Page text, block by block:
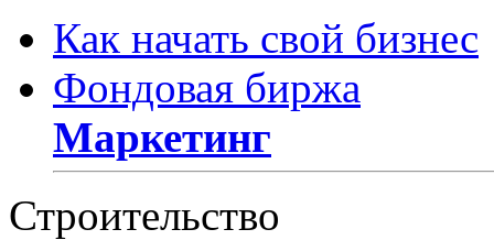
Как начать свой бизнес
Фондовая биржа
Маркетинг
Строительство